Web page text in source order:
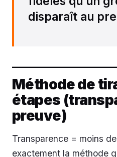
disparaît au
Méthode de
étapes
preuve)
Transparence = moins
exactement la méthode